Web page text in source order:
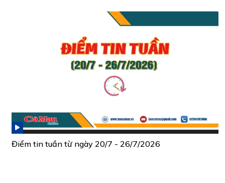
Điểm tin tuần từ ngày 20/7 - 26/7/2026